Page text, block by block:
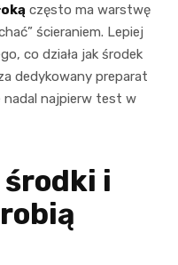
często ma warstwę
ścieraniem. Lepiej
co działa jak środek
dedykowany preparat
najpierw test w
i